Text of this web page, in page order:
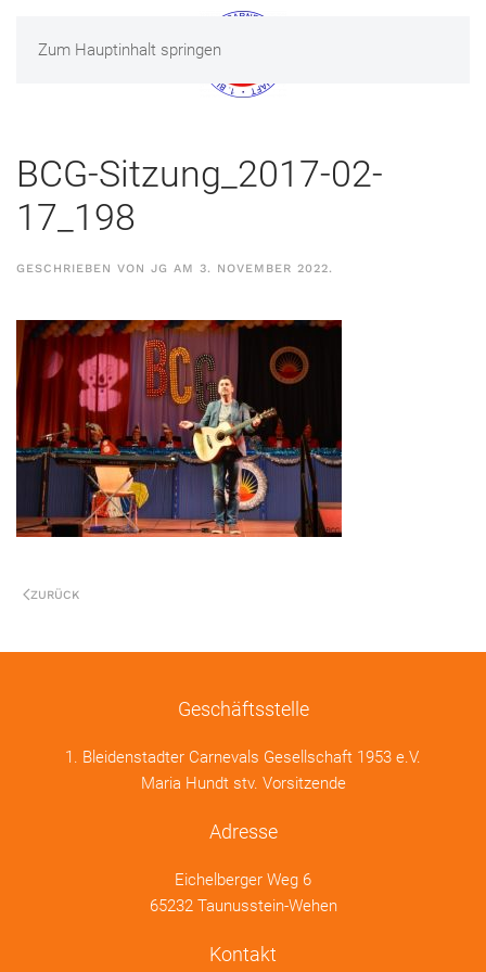
Zum Hauptinhalt springen
MENÜ
BCG-Sitzung_2017-02-
17_198
GESCHRIEBEN VON JG AM 3. NOVEMBER 2022.
ZURÜCK
Geschäftsstelle
1. Bleidenstadter Carnevals Gesellschaft 1953 e.V.
Maria Hundt stv. Vorsitzende
Adresse
Eichelberger Weg 6
65232 Taunusstein-Wehen
Kontakt